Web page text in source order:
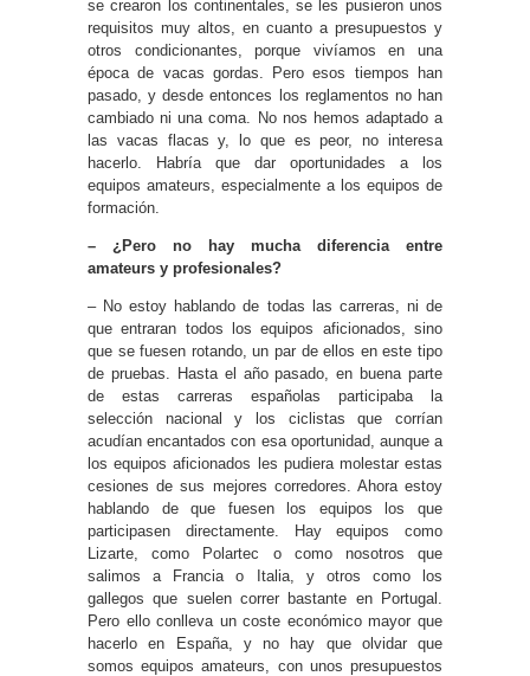
se crearon los continentales, se les pusieron unos
requisitos muy altos, en cuanto a presupuestos y
otros condicionantes, porque vivíamos en una
época de vacas gordas. Pero esos tiempos han
pasado, y desde entonces los reglamentos no han
cambiado ni una coma. No nos hemos adaptado a
las vacas flacas y, lo que es peor, no interesa
hacerlo. Habría que dar oportunidades a los
equipos amateurs, especialmente a los equipos de
formación.
– ¿Pero no hay mucha diferencia entre
amateurs y profesionales?
– No estoy hablando de todas las carreras, ni de
que entraran todos los equipos aficionados, sino
que se fuesen rotando, un par de ellos en este tipo
de pruebas. Hasta el año pasado, en buena parte
de estas carreras españolas participaba la
selección nacional y los ciclistas que corrían
acudían encantados con esa oportunidad, aunque a
los equipos aficionados les pudiera molestar estas
cesiones de sus mejores corredores. Ahora estoy
hablando de que fuesen los equipos los que
participasen directamente. Hay equipos como
Lizarte, como Polartec o como nosotros que
salimos a Francia o Italia, y otros como los
gallegos que suelen correr bastante en Portugal.
Pero ello conlleva un coste económico mayor que
hacerlo en España, y no hay que olvidar que
somos equipos amateurs, con unos presupuestos